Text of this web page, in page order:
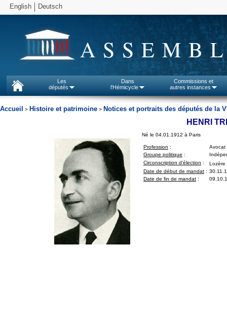
English Deutsch
Les
députés
Dans
l'Hémicycle
Commissions et
autres instances
Accueil > Histoire et patrimoine > Notices et portraits des députés de la V
HENRI
Né le 04.01.1912 à Paris
Profession :
Avocat
Groupe politique :
Circonscription d'élection :
Lozère
Date de début de mandat :
Date de fin de mandat :